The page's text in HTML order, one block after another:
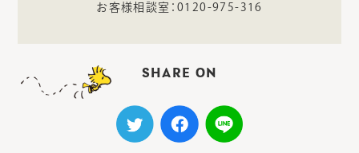
お客様相談室：0120-975-316
SHARE ON